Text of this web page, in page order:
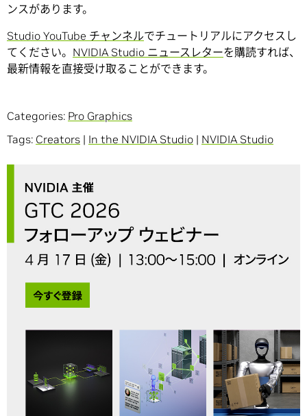
ンスがあります。
Studio YouTube チャンネルでチュートリアルにアクセスし
てください。 NVIDIA Studio ニュースレターを購読すれば、
最新情報を直接受け取ることができます。
Categories: Pro Graphics
Tags: Creators | In the NVIDIA Studio | NVIDIA Studio